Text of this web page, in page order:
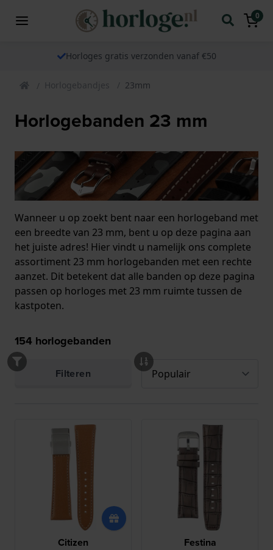
0
Horloges gratis verzonden vanaf €50
Horlogebandjes 23mm
Horlogebanden 23 mm
Wanneer u op zoekt bent naar een horlogeband met
een breedte van 23 mm, bent u op deze pagina aan
het juiste adres! Hier vindt u namelijk ons complete
assortiment 23 mm horlogebanden met een rechte
aanzet. Dit betekent dat alle banden op deze pagina
passen op horloges met 23 mm ruimte tussen de
kastpoten.
154 horlogebanden
Filteren
Citizen Festina